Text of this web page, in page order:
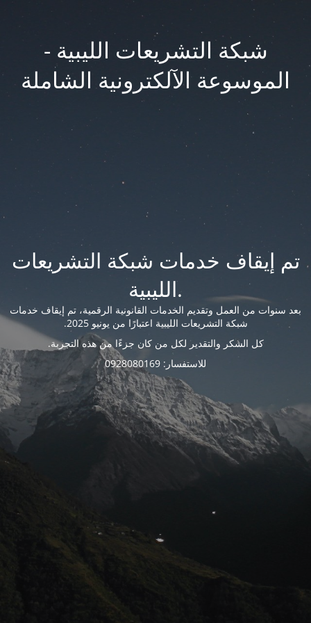
شبكة التشريعات الليبية -
الموسوعة الآلكترونية الشاملة
تم إيقاف خدمات شبكة التشريعات
الليبية.
بعد سنوات من العمل وتقديم الخدمات القانونية الرقمية، تم إيقاف خدمات
شبكة التشريعات الليبية اعتبارًا من يونيو 2025.
كل الشكر والتقدير لكل من كان جزءًا من هذه التجربة.
للاستفسار: 0928080169